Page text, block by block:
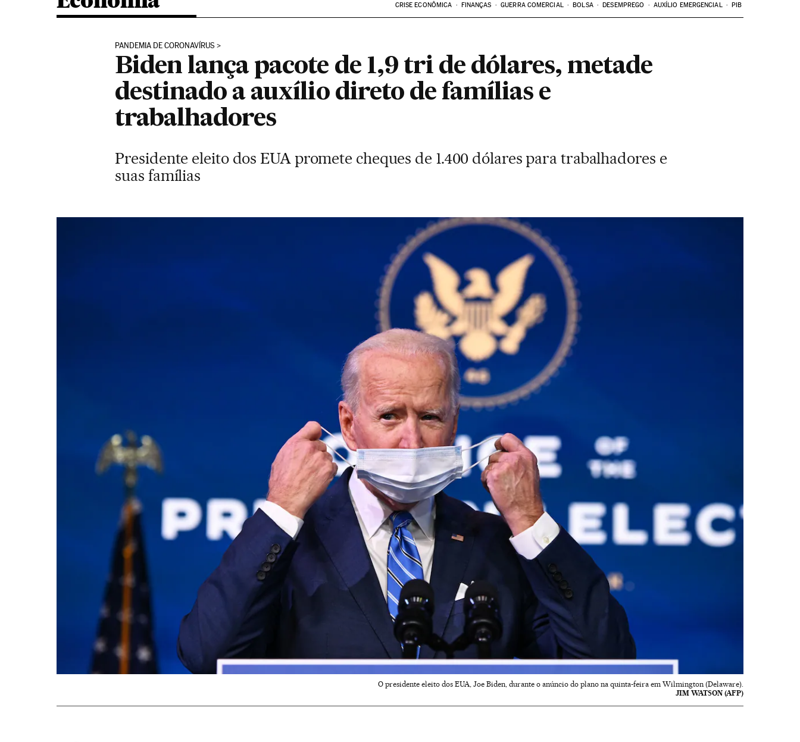
CRISE ECONÔMICA FINANÇAS GUERRA COMERCIAL BOLSA DESEMPREGO AUXÍLIO EMERGENCIAL PIB
PANDEMIA DE CORONAVÍRUS
Biden lança pacote de 1,9 tri de dólares, metade
destinado a auxílio direto de famílias e
trabalhadores
Presidente eleito dos EUA promete cheques de 1.400 dólares para trabalhadores e
suas famílias
O presidente eleito dos EUA, Joe Biden, durante o anúncio do plano na quinta-feira em Wilmington (Delaware).
JIM WATSON (AFP)